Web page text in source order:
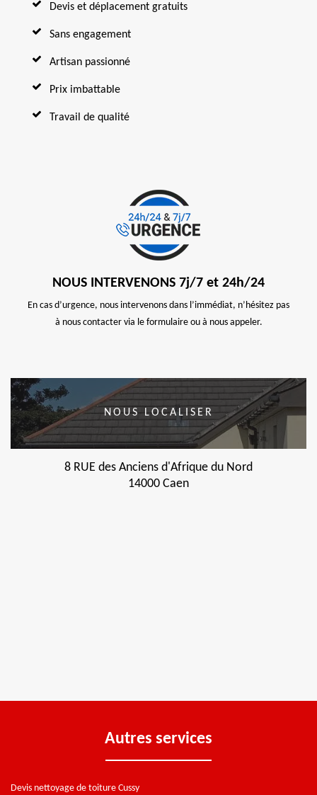
Devis et déplacement gratuits
Sans engagement
Artisan passionné
Prix imbattable
Travail de qualité
NOUS INTERVENONS 7j/7 et 24h/24
En cas d’urgence, nous intervenons dans l’immédiat, n’hésitez pas
à nous contacter via le formulaire ou à nous appeler.
NOUS LOCALISER
8 RUE des Anciens d'Afrique du Nord
14000 Caen
Autres services
Devis nettoyage de toiture Cussy